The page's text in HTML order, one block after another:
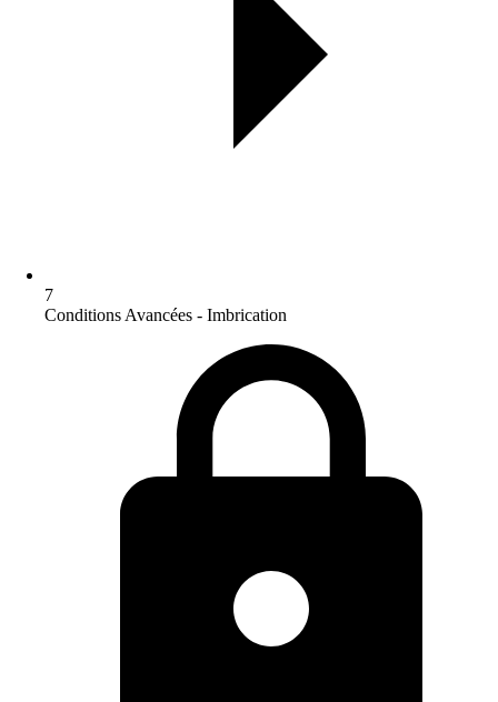
7
Conditions Avancées - Imbrication